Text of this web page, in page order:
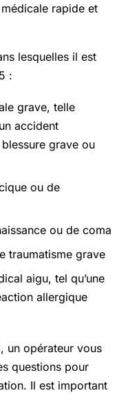
rapide et
lesquelles il est
:
grave, telle
accident
grave ou
ou de
ou de coma
traumatisme grave
aigu, tel qu’une
allergique
un opérateur vous
questions pour
Il est important